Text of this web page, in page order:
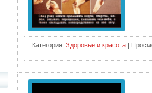
Категория: Здоровье и красота |